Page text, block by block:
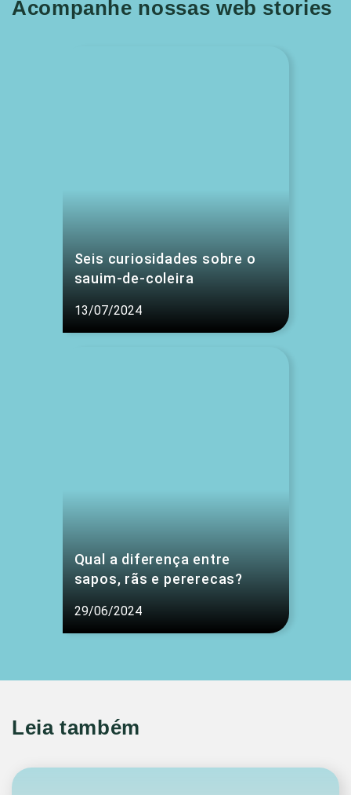
Acompanhe nossas web stories
Seis curiosidades sobre o
sauim-de-coleira
13/07/2024
Qual a diferença entre
sapos, rãs e pererecas?
29/06/2024
Leia também